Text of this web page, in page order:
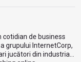
cotidian de business
grupului InternetCorp,
jucători din industria